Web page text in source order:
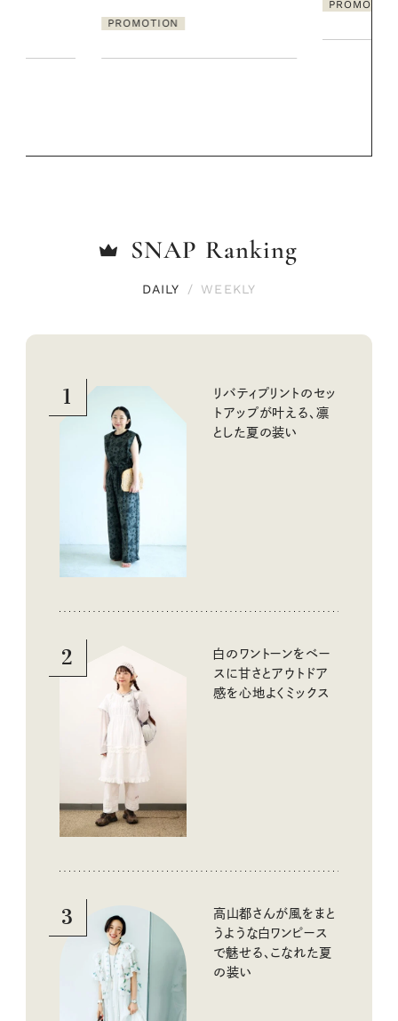
発・ベーリングの
SNAP Ranking
DAILY / WEEKLY
1
リバティプリントのセッ
トアップが叶える、凛
とした夏の装い
2
白のワントーンをベー
スに甘さとアウトドア
感を心地よくミックス
3
高山都さんが風をまと
うような白ワンピース
で魅せる、こなれた夏
の装い